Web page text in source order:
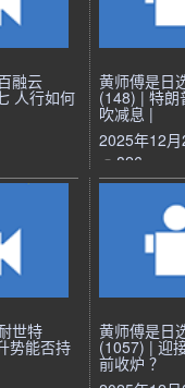
融云
人行如何
黄师傅是日
(148) | 特朗
吹减息 |
2025年12月
826
世特
势能否持
黄师傅是日
(1057) | 迎
前收炉 ？